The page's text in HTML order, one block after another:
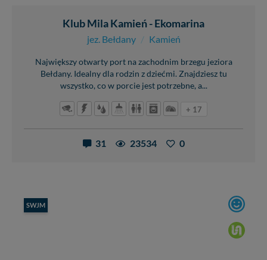
Klub Mila Kamień - Ekomarina
jez. Bełdany / Kamień
Największy otwarty port na zachodnim brzegu jeziora
Bełdany. Idealny dla rodzin z dziećmi. Znajdziesz tu
wszystko, co w porcie jest potrzebne, a...
+ 17
31 23534 0
SWJM